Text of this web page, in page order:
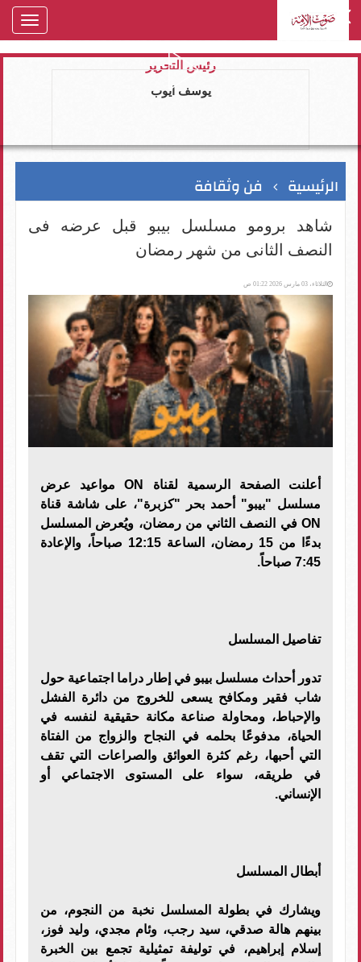
رئيس التحرير
يوسف ايوب
الرئيسية فن وثقافة
شاهد برومو مسلسل بيبو قبل عرضه فى
النصف الثانى من شهر رمضان
الثلاثاء، 03 مارس 2026 01:22 ص
أعلنت الصفحة الرسمية لقناة ON مواعيد عرض
مسلسل "بيبو" أحمد بحر "كزبرة"، على شاشة قناة
ON في النصف الثاني من رمضان، ويُعرض المسلسل
بدءًا من 15 رمضان، الساعة 12:15 صباحاً، والإعادة
7:45 صباحاً.
تفاصيل المسلسل
تدور أحداث مسلسل بيبو في إطار دراما اجتماعية حول
شاب فقير ومكافح يسعى للخروج من دائرة الفشل
والإحباط، ومحاولة صناعة مكانة حقيقية لنفسه في
الحياة، مدفوعًا بحلمه في النجاح والزواج من الفتاة
التي أحبها، رغم كثرة العوائق والصراعات التي تقف
في طريقه، سواء على المستوى الاجتماعي أو
الإنساني.
أبطال المسلسل
ويشارك في بطولة المسلسل نخبة من النجوم، من
بينهم هالة صدقي، سيد رجب، وئام مجدي، وليد فوز،
إسلام إبراهيم، في توليفة تمثيلية تجمع بين الخبرة